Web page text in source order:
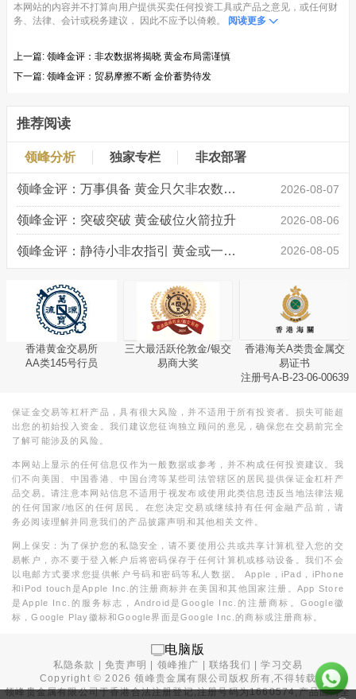
本网站的内容并不打算向用户提供买卖任何投资工具或产品之意见，或任何财
务、法律、会计或税务建议， 因此不应予以倚赖。 阅读更多
上一篇: 领峰金评：非农数据将揭晓 黄金布局需谨慎
下一篇: 领峰金评：贸易摩擦不断 金价蓄势待发
推荐阅读
领峰分析 独家专栏 非农部署
领峰金评：万事俱备 黄金只欠非农数据“东风” 2026-08-07
领峰金评：突破突破 黄金破位火箭拉升 2026-08-06
领峰金评：静待小非农指引 黄金或一击破局 2026-08-05
香港黄金交易所
AA类145号行员
三大最活跃伦敦金/银交
易商大奖
香港海关A类贵金属交
易证书
注册号A-B-23-06-00639
保证金交易等杠杆产品，具有很大风险，并不适用于所有投资者。损失可能超
出您的初始投入资金。我们建议您征询独立顾问的意见，确保您在交易前完全
了解可能涉及的风险。
本网站上显示的任何信息仅作为一般数据或参考，并不构成任何投资建议。我
们不向美国、中国香港、中国台湾等某些司法管辖区的居民提供保证金杠杆产
品交易。请注意本网站信息不适用于视发布或使用此类信息违反当地法律法规
的任何国家/地区的任何居民。在您决定交易或继续持有任何金融产品前，请
务必阅读理解并同意我们的产品披露声明和其他相关文件。
网上保安：为了保护您的私隐安全，请不要使用公共或共享计算机登入您的交
易帐户，亦不要于登入帐户后将密码保存于任何计算机或移动设备。我们不会
以电邮方式要求您提供帐户号码和密码等私人数据。 Apple，iPad，iPhone
和iPod touch是Apple Inc.的注册商标并在美国和其他国家注册。App Store
是Apple Inc.的服务标志，Android是Google Inc.的注册商标。Google徽
标，Google Play徽标和Google界面是Google Inc.的商标或注册商标。
电脑版
私隐条款 |免责声明 | 领峰推广 |联络我们 |学习交易
Copyright © 2026 领峰贵金属有限公司版权所有,不得转载
领峰贵金属有限公司于香港合法注册登记,注册号码为1660574,产品面向全